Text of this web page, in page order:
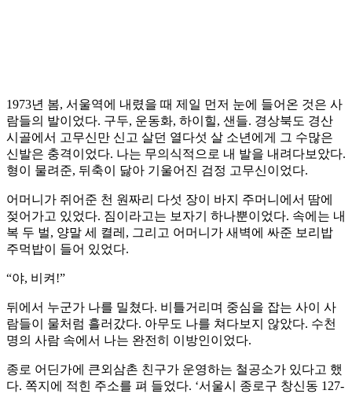
1973년 봄, 서울역에 내렸을 때 제일 먼저 눈에 들어온 것은 사
람들의 발이었다. 구두, 운동화, 하이힐, 샌들. 경상북도 경산
시골에서 고무신만 신고 살던 열다섯 살 소년에게 그 수많은
신발은 충격이었다. 나는 무의식적으로 내 발을 내려다보았다.
형이 물려준, 뒤축이 닳아 기울어진 검정 고무신이었다.
어머니가 쥐어준 천 원짜리 다섯 장이 바지 주머니에서 땀에
젖어가고 있었다. 짐이라고는 보자기 하나뿐이었다. 속에는 내
복 두 벌, 양말 세 켤레, 그리고 어머니가 새벽에 싸준 보리밥
주먹밥이 들어 있었다.
“야, 비켜!”
뒤에서 누군가 나를 밀쳤다. 비틀거리며 중심을 잡는 사이 사
람들이 물처럼 흘러갔다. 아무도 나를 쳐다보지 않았다. 수천
명의 사람 속에서 나는 완전히 이방인이었다.
종로 어딘가에 큰외삼촌 친구가 운영하는 철공소가 있다고 했
다. 쪽지에 적힌 주소를 펴 들었다. ‘서울시 종로구 창신동 127-